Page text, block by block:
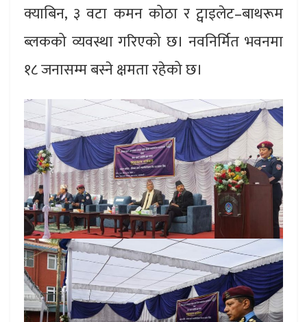
क्याबिन, ३ वटा कमन कोठा र ट्वाइलेट–बाथरूम
ब्लकको व्यवस्था गरिएको छ। नवनिर्मित भवनमा
१८ जनासम्म बस्ने क्षमता रहेको छ।